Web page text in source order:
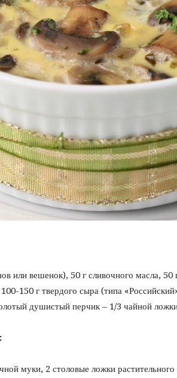
или вешенок), 50 г сливочного масла, 50
150 г твердого сыра (типа
душистый перчик – 1/3 чайной
муки, 2 столовые ложки